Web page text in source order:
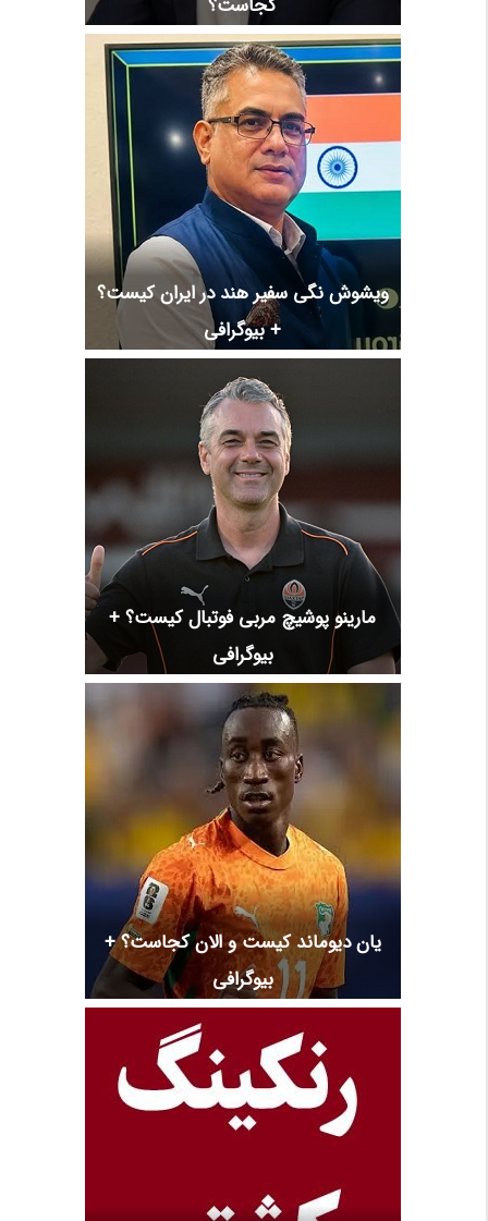
ویشوش نگی سفیر هند در ایران کیست؟
+ بیوگرافی
مارینو پوشیچ مربی فوتبال کیست؟ +
بیوگرافی
یان دیوماند کیست و الان کجاست؟ +
بیوگرافی